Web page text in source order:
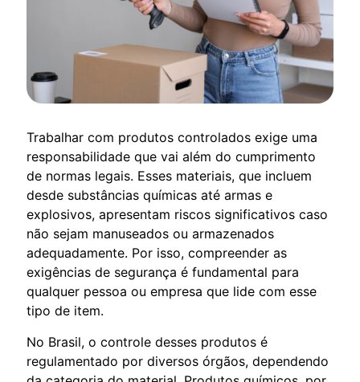
Trabalhar com produtos controlados exige uma
responsabilidade que vai além do cumprimento
de normas legais. Esses materiais, que incluem
desde substâncias químicas até armas e
explosivos, apresentam riscos significativos caso
não sejam manuseados ou armazenados
adequadamente. Por isso, compreender as
exigências de segurança é fundamental para
qualquer pessoa ou empresa que lide com esse
tipo de item.
No Brasil, o controle desses produtos é
regulamentado por diversos órgãos, dependendo